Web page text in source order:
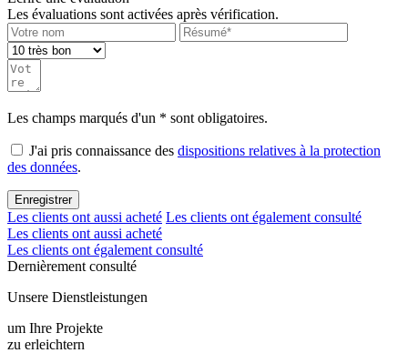
Les champs marqués d'un * sont obligatoires.
J'ai pris connaissance desdispositions relatives à la protection
des données
Enregistrer
Les clients ont aussi acheté
Les clients ont aussi acheté
Les clients ont également consulté
Dernièrement consulté
Unsere Dienstleistungen
um Ihre Projekte
zu erleichtern